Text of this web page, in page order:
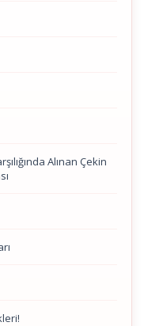
Alınan Çekin